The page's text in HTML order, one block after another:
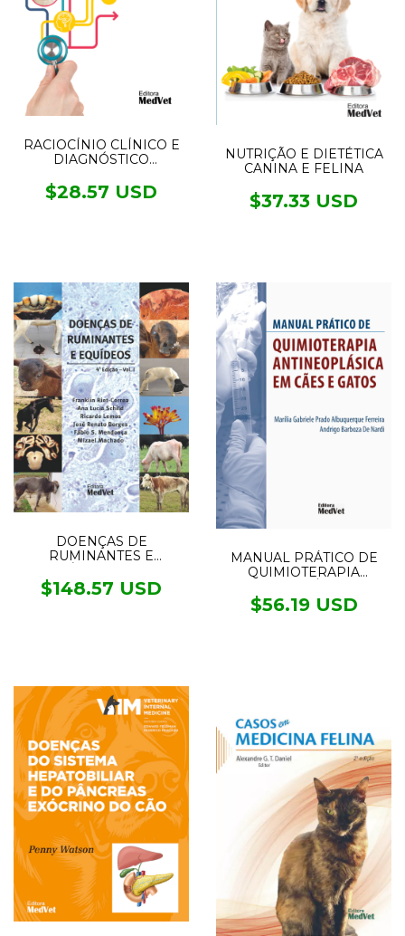
RACIOCÍNIO CLÍNICO E
DIAGNÓSTICO
$28.57 USD
NUTRIÇÃO E DIETÉTICA
CANINA E FELINA
$37.33 USD
DOENÇAS DE
RUMINANTES E
$148.57 USD
MANUAL PRÁTICO DE
QUIMIOTERAPIA
CÃES E GATOS
$56.19 USD